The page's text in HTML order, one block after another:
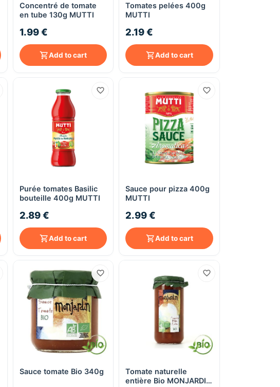
Quick View
Concentré de tomate
en tube 130g MUTTI
1.99 €
Add to cart
Quick View
Tomates pelées 400g
MUTTI
2.19 €
Add to cart
Quick View
Purée tomates Basilic
bouteille 400g MUTTI
2.89 €
Add to cart
Quick View
Sauce pour pizza 400g
MUTTI
2.99 €
Add to cart
Quick View
Sauce tomate Bio 340g Quick View
Tomate naturelle
entière Bio MONJARDIN